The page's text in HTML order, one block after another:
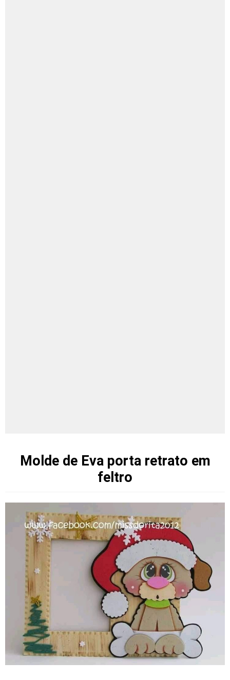
Molde de Eva porta retrato em
feltro